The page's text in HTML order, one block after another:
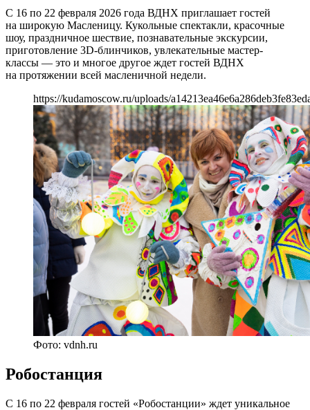
С 16 по 22 февраля 2026 года ВДНХ приглашает гостей
на широкую Масленицу. Кукольные спектакли, красочные
шоу, праздничное шествие, познавательные экскурсии,
приготовление 3D-блинчиков, увлекательные мастер-
классы — это и многое другое ждет гостей ВДНХ
на протяжении всей масленичной недели.
https://kudamoscow.ru/uploads/
Фото: vdnh.ru
Робостанция
С 16 по 22 февраля гостей «Робостанции» ждет уникальное